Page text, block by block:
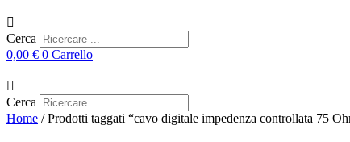
Cerca
0,00 € 0 Carrello
Cerca
Home / Prodotti taggati “cavo digitale impedenza controllata 75